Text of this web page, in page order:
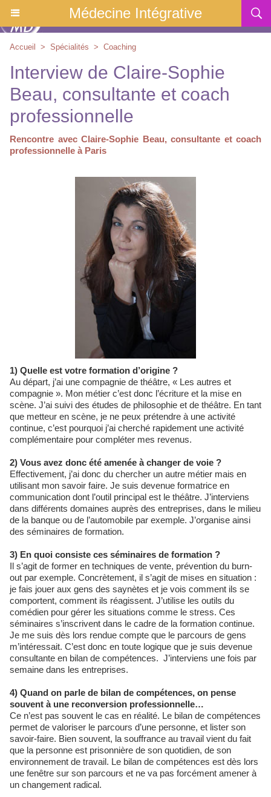
Médecine Intégrative
Accueil > Spécialités > Coaching
Interview de Claire-Sophie
Beau, consultante et coach
professionnelle
Rencontre avec Claire-Sophie Beau, consultante et coach
professionnelle à Paris
1) Quelle est votre formation d’origine ?
Au départ, j’ai une compagnie de théâtre, « Les autres et
compagnie ». Mon métier c’est donc l’écriture et la mise en
scène. J’ai suivi des études de philosophie et de théâtre. En tant
que metteur en scène, je ne peux prétendre à une activité
continue, c’est pourquoi j’ai cherché rapidement une activité
complémentaire pour compléter mes revenus.
2) Vous avez donc été amenée à changer de voie ?
Effectivement, j’ai donc du chercher un autre métier mais en
utilisant mon savoir faire. Je suis devenue formatrice en
communication dont l’outil principal est le théâtre. J’interviens
dans différents domaines auprès des entreprises, dans le milieu
de la banque ou de l’automobile par exemple. J’organise ainsi
des séminaires de formation.
3) En quoi consiste ces séminaires de formation ?
Il s’agit de former en techniques de vente, prévention du burn-
out par exemple. Concrètement, il s’agit de mises en situation :
je fais jouer aux gens des saynètes et je vois comment ils se
comportent, comment ils réagissent. J’utilise les outils du
comédien pour gérer les situations comme le stress. Ces
séminaires s’inscrivent dans le cadre de la formation continue.
Je me suis dès lors rendue compte que le parcours de gens
m’intéressait. C’est donc en toute logique que je suis devenue
consultante en bilan de compétences. J’interviens une fois par
semaine dans les entreprises.
4) Quand on parle de bilan de compétences, on pense
souvent à une reconversion professionnelle…
Ce n’est pas souvent le cas en réalité. Le bilan de compétences
permet de valoriser le parcours d’une personne, et lister son
savoir-faire. Bien souvent, la souffrance au travail vient du fait
que la personne est prisonnière de son quotidien, de son
environnement de travail. Le bilan de compétences est dès lors
une fenêtre sur son parcours et ne va pas forcément amener à
un changement radical.